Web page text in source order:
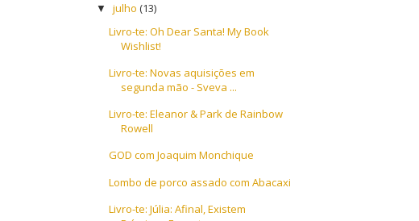
▼ julho (13)
Livro-te: Oh Dear Santa! My Book
Wishlist!
Livro-te: Novas aquisições em
segunda mão - Sveva ...
Livro-te: Eleanor & Park de Rainbow
Rowell
GOD com Joaquim Monchique
Lombo de porco assado com Abacaxi
Livro-te: Júlia: Afinal, Existem